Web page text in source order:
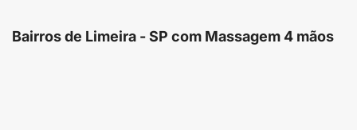
Bairros de Limeira - SP com Massagem 4 mãos